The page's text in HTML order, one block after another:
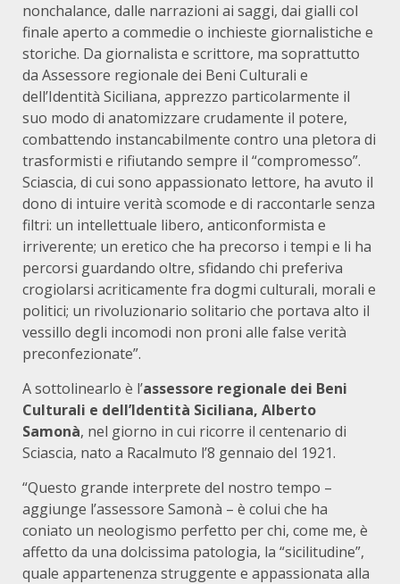
nonchalance, dalle narrazioni ai saggi, dai gialli col
finale aperto a commedie o inchieste giornalistiche e
storiche. Da giornalista e scrittore, ma soprattutto
da Assessore regionale dei Beni Culturali e
dell’Identità Siciliana, apprezzo particolarmente il
suo modo di anatomizzare crudamente il potere,
combattendo instancabilmente contro una pletora di
trasformisti e rifiutando sempre il “compromesso”.
Sciascia, di cui sono appassionato lettore, ha avuto il
dono di intuire verità scomode e di raccontarle senza
filtri: un intellettuale libero, anticonformista e
irriverente; un eretico che ha precorso i tempi e li ha
percorsi guardando oltre, sfidando chi preferiva
crogiolarsi acriticamente fra dogmi culturali, morali e
politici; un rivoluzionario solitario che portava alto il
vessillo degli incomodi non proni alle false verità
preconfezionate”.
A sottolinearlo è l’assessore regionale dei Beni
Culturali e dell’Identità Siciliana, Alberto
Samonà, nel giorno in cui ricorre il centenario di
Sciascia, nato a Racalmuto l’8 gennaio del 1921.
“Questo grande interprete del nostro tempo –
aggiunge l’assessore Samonà – è colui che ha
coniato un neologismo perfetto per chi, come me, è
affetto da una dolcissima patologia, la “sicilitudine”,
quale appartenenza struggente e appassionata alla